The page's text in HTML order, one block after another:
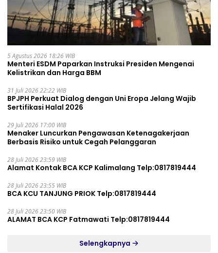
5 Agustus 2026 18:26 WIB
Menteri ESDM Paparkan Instruksi Presiden Mengenai
Kelistrikan dan Harga BBM
31 Juli 2026 22:22 WIB
BPJPH Perkuat Dialog dengan Uni Eropa Jelang Wajib
Sertifikasi Halal 2026
29 Juli 2026 17:00 WIB
Menaker Luncurkan Pengawasan Ketenagakerjaan
Berbasis Risiko untuk Cegah Pelanggaran
28 Juli 2026 23:59 WIB
Alamat Kontak BCA KCP Kalimalang Telp:0817819444
28 Juli 2026 23:55 WIB
BCA KCU TANJUNG PRIOK Telp:0817819444
28 Juli 2026 23:50 WIB
ALAMAT BCA KCP Fatmawati Telp:0817819444
Selengkapnya